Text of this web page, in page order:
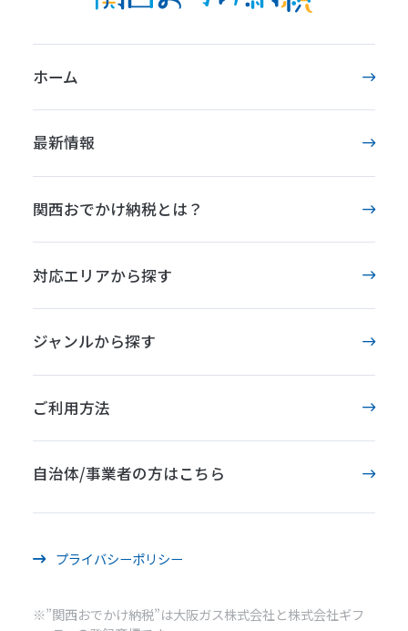
ホーム
最新情報
関西おでかけ納税とは？
対応エリアから探す
ジャンルから探す
ご利用方法
自治体/事業者の方はこちら
プライバシーポリシー
※”関西おでかけ納税”は大阪ガス株式会社と株式会社ギフ